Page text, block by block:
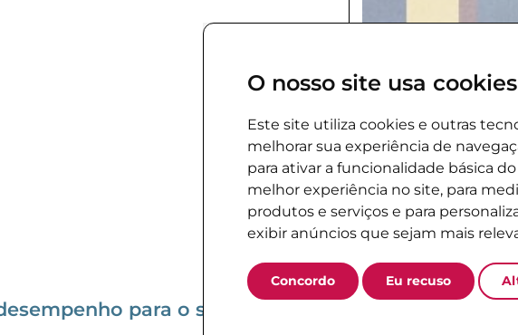
O nosso site usa cookies
Este site utiliza cookies e outras
melhorar sua experiência de
para ativar a funcionalidade básica
melhor experiência no site, para
produtos e serviços e para
exibir anúncios que sejam mais
Concordo Eu recuso
para o seu negócio.